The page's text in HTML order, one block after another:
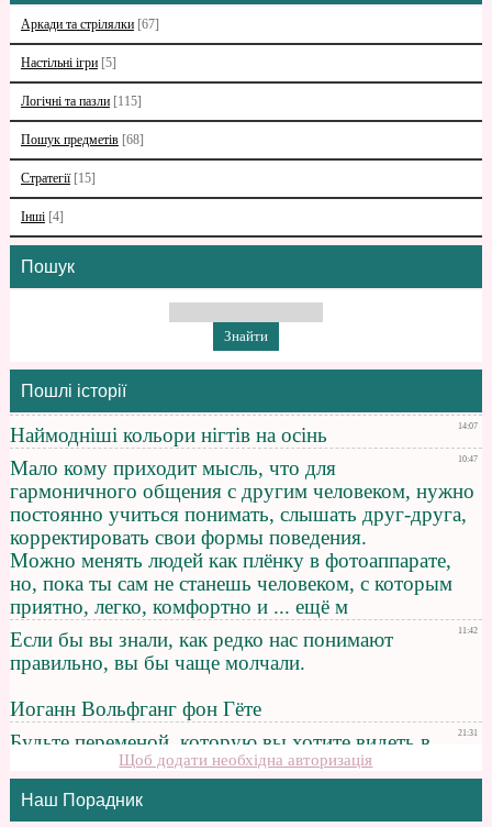
Аркади та стрілялки [67]
Настільні ігри [5]
Логічні та пазли [115]
Пошук предметів [68]
Стратегії [15]
Інші [4]
Пошук
Пошлі історії
Щоб додати необхідна авторизація
Наш Порадник